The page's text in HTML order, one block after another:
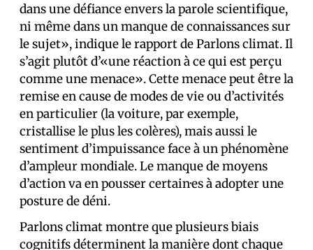
dans une défiance envers la parole scientifique,
ni même dans un manque de connaissances sur
le sujet», indique le rapport de Parlons climat. Il
s’agit plutôt d’«une réaction à ce qui est perçu
comme une menace». Cette menace peut être la
remise en cause de modes de vie ou d’activités
en particulier (la voiture, par exemple,
cristallise le plus les colères), mais aussi le
sentiment d’impuissance face à un phénomène
d’ampleur mondiale. Le manque de moyens
d’action va en pousser certain·es à adopter une
posture de déni.
Parlons climat montre que plusieurs biais
cognitifs déterminent la manière dont chaque